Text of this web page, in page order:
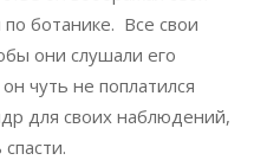
ботанике. Все свои
они слушали его
чуть не поплатился
для своих наблюдений,